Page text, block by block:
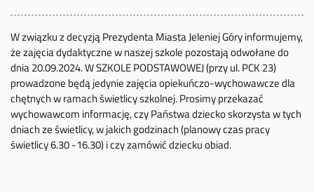
W związku z decyzją Prezydenta Miasta Jeleniej Góry informujemy,
że zajęcia dydaktyczne w naszej szkole pozostają odwołane do
dnia 20.09.2024. W SZKOLE PODSTAWOWEJ (przy ul. PCK 23)
prowadzone będą jedynie zajęcia opiekuńczo-wychowawcze dla
chętnych w ramach świetlicy szkolnej. Prosimy przekazać
wychowawcom informację, czy Państwa dziecko skorzysta w tych
dniach ze świetlicy, w jakich godzinach (planowy czas pracy
świetlicy 6.30 -16.30) i czy zamówić dziecku obiad.